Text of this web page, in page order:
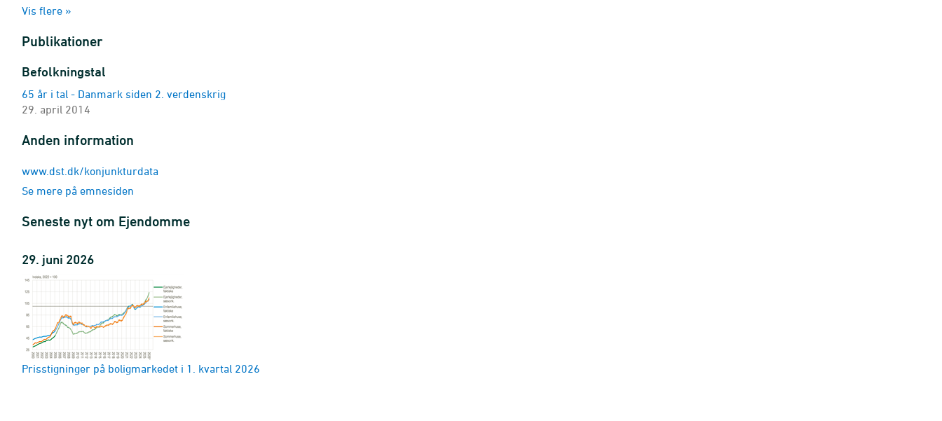
område
Vis flere »
Publikationer
Befolkningstal
65 år i tal - Danmark siden 2. verdenskrig
29. april 2014
Anden information
www.dst.dk/konjunkturdata
Se mere på emnesiden
Seneste nyt om Ejendomme
29. juni 2026
Prisstigninger på boligmarkedet i 1. kvartal 2026